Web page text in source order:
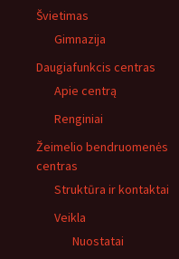
Švietimas
Gimnazija
Daugiafunkcis centras
Apie centrą
Renginiai
Žeimelio bendruomenės
centras
Struktūra ir kontaktai
Veikla
Nuostatai